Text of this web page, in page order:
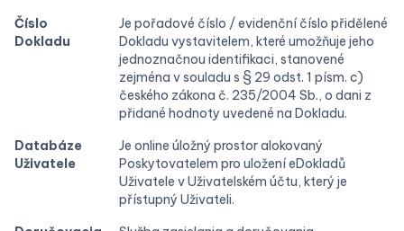
Číslo
Dokladu
Je pořadové číslo / evidenční číslo přidělené
Dokladu vystavitelem, které umožňuje jeho
jednoznačnou identifikaci, stanovené
zejména v souladu s § 29 odst. 1 písm. c)
českého zákona č. 235/2004 Sb., o dani z
přidané hodnoty uvedené na Dokladu.
Databáze
Uživatele
Je online úložný prostor alokovaný
Poskytovatelem pro uložení eDokladů
Uživatele v Uživatelském účtu, který je
přístupný Uživateli.